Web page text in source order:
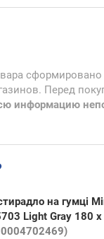
Перед
информацию
на гумці
Light Gray 180